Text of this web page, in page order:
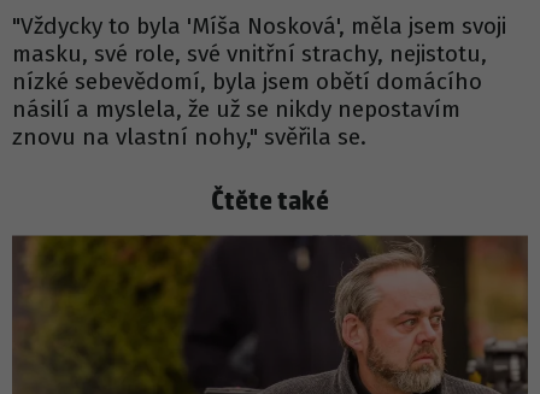
"Vždycky to byla 'Míša Nosková', měla jsem svoji
masku, své role, své vnitřní strachy, nejistotu,
nízké sebevědomí, byla jsem obětí domácího
násilí a myslela, že už se nikdy nepostavím
znovu na vlastní nohy," svěřila se.
Čtěte také